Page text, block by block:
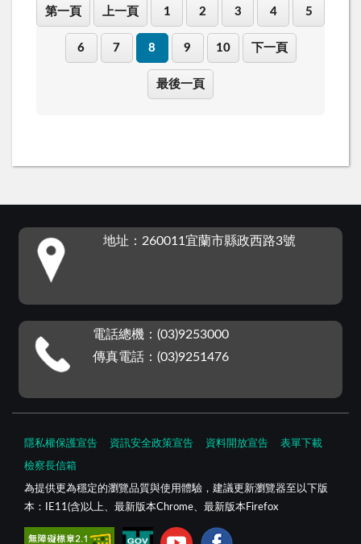
第一頁 上一頁 1 2 3 4 5
6 7 8 9 10 下一頁
最後一頁
地址：260011宜蘭市縣政西路3號
電話總機：(03)9253000
傳真電話：(03)9251476
隱私權保護宣告 資訊安全政策宣告 資料開放宣告 表單下載
檢察長信箱
為提供更為穩定的瀏覽品質與使用體驗，建議更新瀏覽器至以下版
本：IE11(含)以上、最新版本Chrome、最新版本Firefox